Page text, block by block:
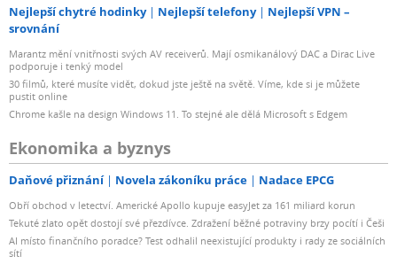
Nejlepší chytré hodinky Nejlepší telefony
Nejlepší VPN –
srovnání
Marantz mění vnitřnosti svých AV receiverů. Mají osmikanálový DAC a Dirac Live
podporuje i tenký model
30 filmů, které musíte vidět, dokud jste ještě na světě. Víme, kde si je můžete
pustit online
Chrome kašle na design Windows 11. To stejné ale dělá Microsoft s Edgem
Ekonomika a byznys
Daňové přiznání Novela zákoníku práce Nadace EPCG
Obří obchod v letectví. Americké Apollo kupuje easyJet za 161 miliard korun
Tekuté zlato opět dostojí své přezdívce. Zdražení běžné potraviny brzy pocítí i Češi
AI místo finančního poradce? Test odhalil neexistující produkty i rady ze sociálních
sítí